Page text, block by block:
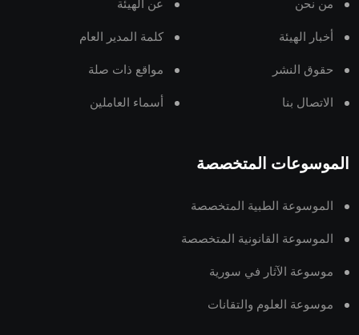
من نحن عن الهيئة
أخبار الهيئة كلمة المدير العام
حقوق النشر مواقع ذات صلة
الاتصال بنا أسماء العاملين
الموسوعات المتخصصة
الموسوعة الطبية المتخصصة
الموسوعة القانونية المتخصصة
موسوعة الآثار في سورية
موسوعة العلوم والتقانات